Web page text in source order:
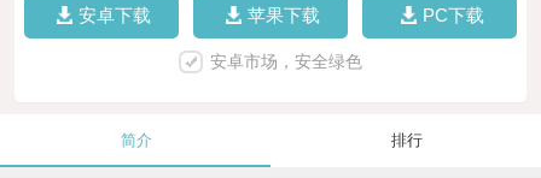
安卓下载 苹果下载 PC下载
安卓市场，安全绿色
简介 排行